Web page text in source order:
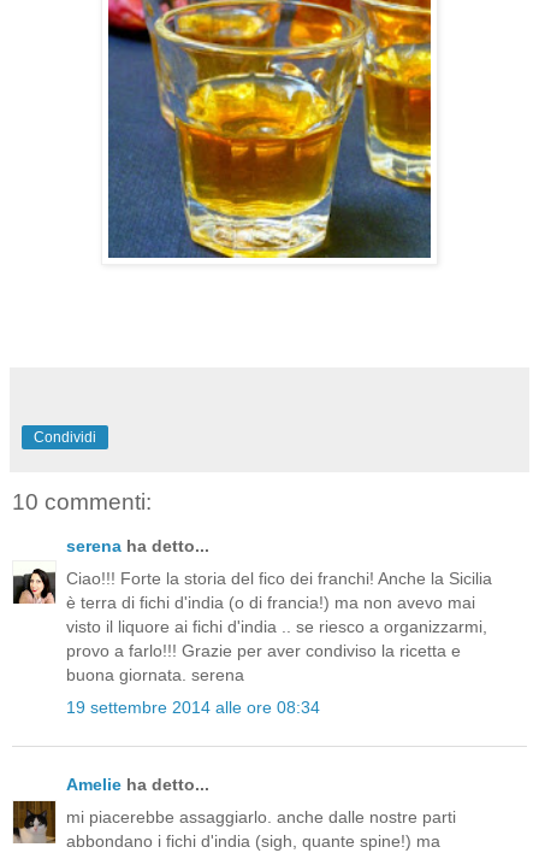
Condividi
10 commenti:
serena ha detto...
Ciao!!! Forte la storia del fico dei franchi! Anche la Sicilia
è terra di fichi d'india (o di francia!) ma non avevo mai
visto il liquore ai fichi d'india .. se riesco a organizzarmi,
provo a farlo!!! Grazie per aver condiviso la ricetta e
buona giornata. serena
19 settembre 2014 alle ore 08:34
Amelie ha detto...
mi piacerebbe assaggiarlo. anche dalle nostre parti
abbondano i fichi d'india (sigh, quante spine!) ma